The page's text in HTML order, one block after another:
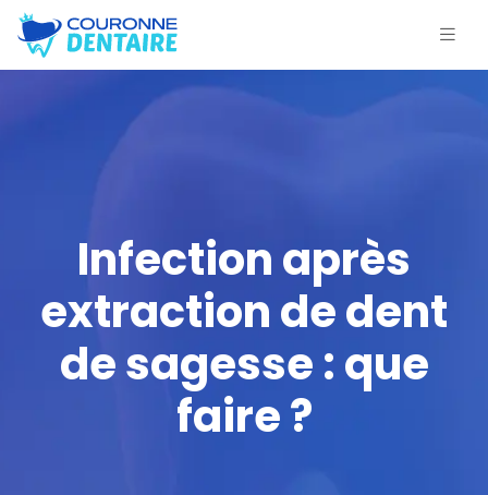
Infection après
extraction de dent
de sagesse : que
faire ?